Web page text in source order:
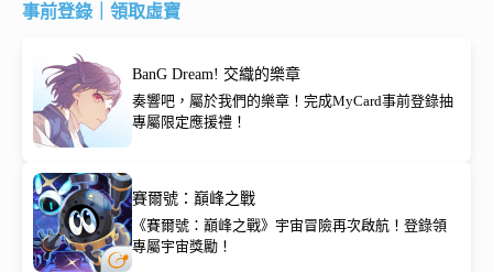
事前登錄｜領取虛寶
BanG Dream! 交織的樂章
奏響吧，屬於我們的樂章！完成MyCard事前登錄抽
專屬限定應援禮！
賽爾號：巔峰之戰
《賽爾號：巔峰之戰》宇宙冒險再次啟航！登錄領
專屬宇宙獎勵！